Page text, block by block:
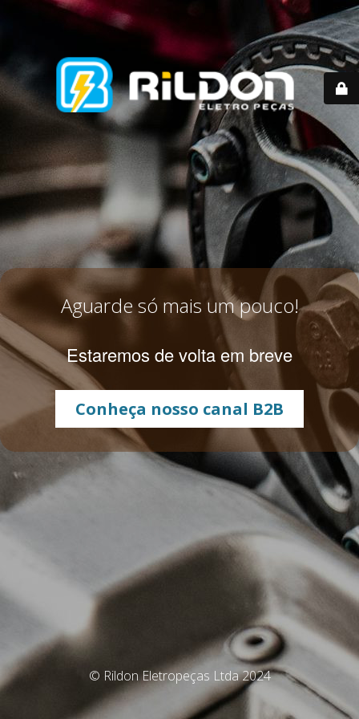
Aguarde só mais um pouco!
Estaremos de volta em breve
Conheça nosso canal B2B
© Rildon Eletropeças Ltda 2024